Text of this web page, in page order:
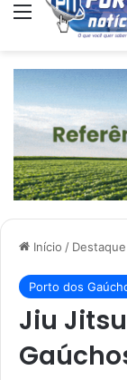
Menu
Início / Destaque
Porto dos
Jiu